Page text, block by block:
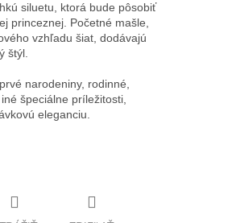
siluetu, ktorá bude pôsobiť
princeznej. Početné mašle,
vzhľadu šiat, dodávajú
štýl.
narodeniny, rodinné,
špeciálne príležitosti,
eleganciu.